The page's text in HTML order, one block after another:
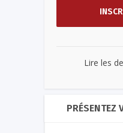
Lire les
PRÉSENTEZ